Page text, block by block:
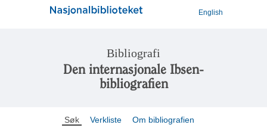
English
Bibliografi
Den internasjonale Ibsen-
bibliografien
Søk Verkliste Om bibliografien